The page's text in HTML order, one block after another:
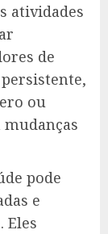
atividades
de
ou
pode
e
Eles